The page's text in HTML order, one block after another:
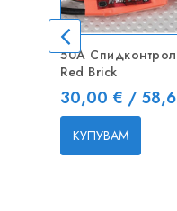
50A
Red Brick
Цена
30,00 € /
КУПУВАМ